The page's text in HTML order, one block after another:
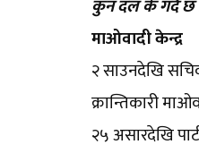
कुन दल के गर्दै छ
माओवादी केन्द्र
२ साउनदेखि
क्रान्तिकारी
२५ असारदेखि